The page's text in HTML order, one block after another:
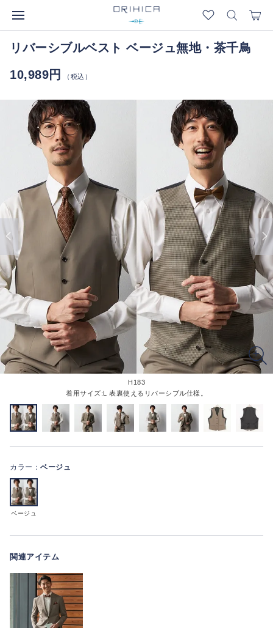
リバーシブルベスト ベージュ無地・茶千鳥
10,989円
（税込）
H183
着用サイズ:L 表裏使えるリバーシブル仕様。
カラー： ベージュ
ベージュ
関連アイテム